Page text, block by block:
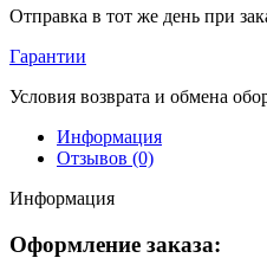
Отправка в тот же день при
Гарантии
Условия возврата и обмена
Информация
Отзывов (0)
Информация
Оформление заказа: